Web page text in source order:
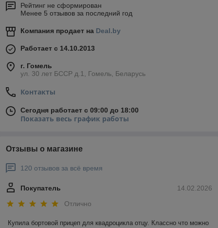
Рейтинг не сформирован
Менее 5 отзывов за последний год
Компания продает на Deal.by
Работает с 14.10.2013
г. Гомель
ул. 30 лет БССР д.1, Гомель, Беларусь
Контакты
Сегодня работает с 09:00 до 18:00
Показать весь график работы
Отзывы о магазине
120 отзывов за всё время
14.02.2026
Покупатель
Отлично
Купила бортовой прицеп для квадроцикла отцу. Классно что можно